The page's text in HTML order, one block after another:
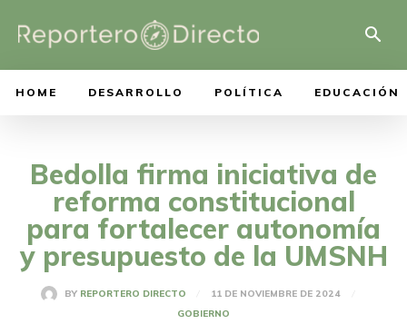
HOME DESARROLLO POLÍTICA EDUCACIÓN
Bedolla firma iniciativa de
reforma constitucional
para fortalecer autonomía
y presupuesto de la UMSNH
BY REPORTERO DIRECTO
11 DE NOVIEMBRE DE 2024
GOBIERNO